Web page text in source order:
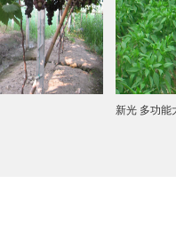
新光 多功能